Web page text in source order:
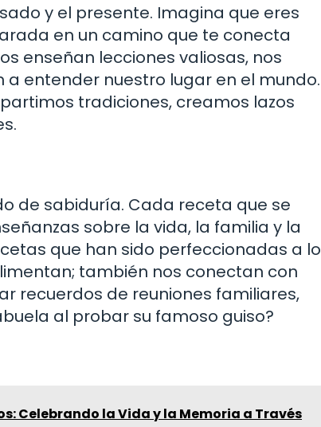
y el presente. Imagina que eres
en un camino que te conecta
enseñan lecciones valiosas, nos
entender nuestro lugar en el mundo.
tradiciones, creamos lazos
de sabiduría. Cada receta que se
sobre la vida, la familia y la
que han sido perfeccionadas a lo
también nos conectan con
recuerdos de reuniones familiares,
al probar su famoso guiso?
Celebrando la Vida y la Memoria a Través